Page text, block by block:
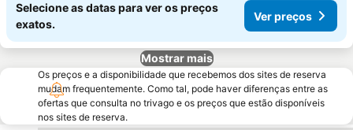
Selecione as datas para ver os preços
exatos.
Ver preços
Mostrar mais
Os preços e a disponibilidade que recebemos dos sites de reserva
mudam frequentemente. Como tal, pode haver diferenças entre as
ofertas que consulta no trivago e os preços que estão disponíveis
nos sites de reserva.